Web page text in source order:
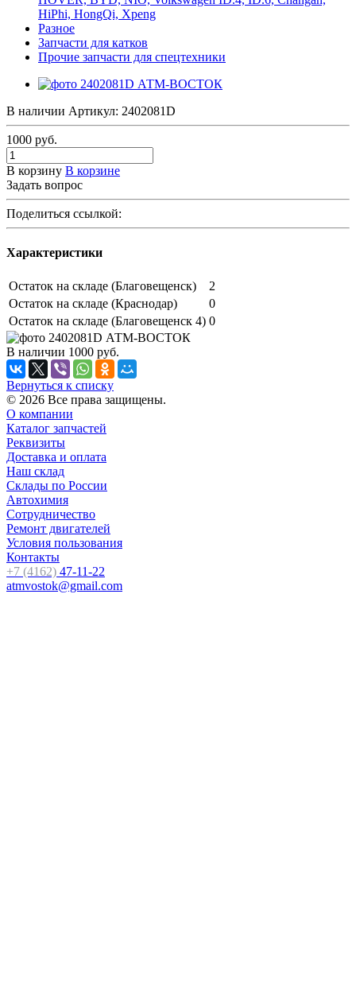
HiPhi, HongQi, Xpeng
Разное
Запчасти для катков
Прочие запчасти для спецтехники
В наличии Артикул: 2402081D
1000 руб.
В корзину В корзине
Задать вопрос
Поделиться ссылкой:
Характеристики
Остаток на складе (Благовещенск)
2
Остаток на складе (Краснодар)
0
Остаток на складе (Благовещенск 4) 0
В наличии 1000 руб.
Вернуться к списку
© 2026 Все права защищены.
О компании
Каталог запчастей
Реквизиты
Доставка и оплата
Наш склад
Склады по России
Автохимия
Сотрудничество
Ремонт двигателей
Условия пользования
Контакты
+7 (4162) 47-11-22
atmvostok@gmail.com